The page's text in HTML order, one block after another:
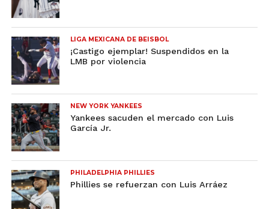
LIGA MEXICANA DE BEISBOL
¡Castigo ejemplar! Suspendidos en la
LMB por violencia
NEW YORK YANKEES
Yankees sacuden el mercado con Luis
García Jr.
PHILADELPHIA PHILLIES
Phillies se refuerzan con Luis Arráez